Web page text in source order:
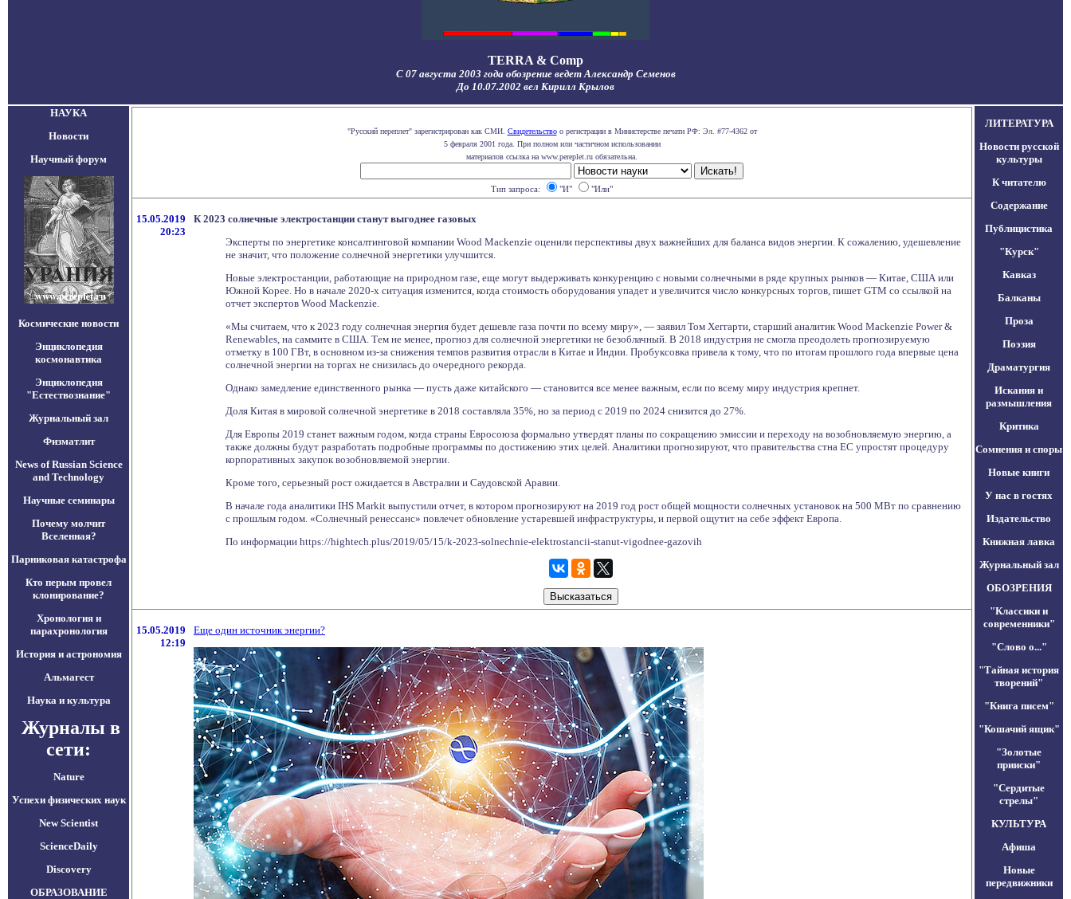
TERRA & Comp
С 07 августа 2003 года обозрение ведет Александр Семенов
До 10.07.2002 вел Кирилл Крылов
НАУКА
Новости
Научный форум
Космические новости
Энциклопедия
космонавтика
Энциклопедия
"Естествознание"
Журнальный зал
Физматлит
News of Russian Science
and Technology
Научные семинары
Почему молчит
Вселенная?
Парниковая катастрофа
Кто перым провел
клонирование?
Хронология и
парахронология
История и астрономия
Альмагест
Наука и культура
Журналы в
сети:
Nature
Успехи физических наук
New Scientist
ScienceDaily
Discovery
ОБРАЗОВАНИЕ
"Русский переплет" зарегистрирован как СМИ. Свидетельствоо регистрации в Министерстве печати РФ: Эл. #77-4362 от
5 февраля 2001 года. При полном или частичном использовании
материалов ссылка на www.pereplet.ru обязательна.
Тип запроса: "И" "Или"
15.05.2019
20:23
К 2023 солнечные электростанции станут выгоднее газовых
Эксперты по энергетике консалтинговой компании Wood Mackenzie оценили перспективы двух важнейших для баланса видов энергии. К сожалению, удешевление
не значит, что положение солнечной энергетики улучшится.
Новые электростанции, работающие на природном газе, еще могут выдерживать конкуренцию с новыми солнечными в ряде крупных рынков — Китае, США или
Южной Корее. Но в начале 2020-х ситуация изменится, когда стоимость оборудования упадет и увеличится число конкурсных торгов, пишет GTM со ссылкой на
отчет экспертов Wood Mackenzie.
«Мы считаем, что к 2023 году солнечная энергия будет дешевле газа почти по всему миру», — заявил Том Хеггарти, старший аналитик Wood Mackenzie Power &
Renewables, на саммите в США. Тем не менее, прогноз для солнечной энергетики не безоблачный. В 2018 индустрия не смогла преодолеть прогнозируемую
отметку в 100 ГВт, в основном из-за снижения темпов развития отрасли в Китае и Индии. Пробуксовка привела к тому, что по итогам прошлого года впервые цена
солнечной энергии на торгах не снизилась до очередного рекорда.
Однако замедление единственного рынка — пусть даже китайского — становится все менее важным, если по всему миру индустрия крепнет.
Доля Китая в мировой солнечной энергетике в 2018 составляла 35%, но за период с 2019 по 2024 снизится до 27%.
Для Европы 2019 станет важным годом, когда страны Евросоюза формально утвердят планы по сокращению эмиссии и переходу на возобновляемую энергию, а
также должны будут разработать подробные программы по достижению этих целей. Аналитики прогнозируют, что правительства стна ЕС упростят процедуру
корпоративных закупок возобновляемой энергии.
Кроме того, серьезный рост ожидается в Австралии и Саудовской Аравии.
В начале года аналитики IHS Markit выпустили отчет, в котором прогнозируют на 2019 год рост общей мощности солнечных установок на 500 МВт по сравнению
с прошлым годом. «Солнечный ренессанс» повлечет обновление устаревшей инфраструктуры, и первой ощутит на себе эффект Европа.
По информации https://hightech.plus/2019/05/15/k-2023-solnechnie-elektrostancii-stanut-vigodnee-gazovih
15.05.2019
12:19
Еще один источник энергии?
ЛИТЕРАТУРА
Новости русской
культуры
К читателю
Содержание
Публицистика
"Курск"
Кавказ
Балканы
Проза
Поэзия
Драматургия
Искания и
размышления
Критика
Сомнения и споры
Новые книги
У нас в гостях
Издательство
Книжная лавка
Журнальный зал
ОБОЗРЕНИЯ
"Классики и
современники"
"Слово о..."
"Тайная история
творений"
"Книга писем"
"Кошачий ящик"
"Золотые
прииски"
"Сердитые
стрелы"
КУЛЬТУРА
Афиша
Новые
передвижники